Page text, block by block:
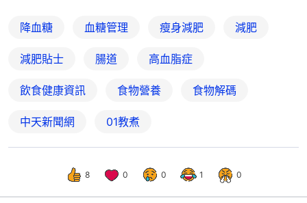
降血糖 血糖管理 瘦身減肥 減肥
減肥貼士 腸道 高血脂症
飲食健康資訊 食物營養 食物解碼
中天新聞網 01教煮
8 0 0 1 0